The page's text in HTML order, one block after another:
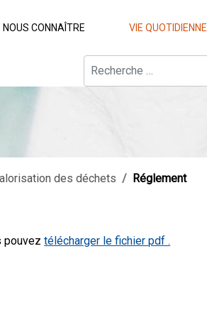
NOUS CONNAÎTRE VIE QUOTIDIENNE
des déchets Réglement
pouveztélécharger le fichier pdf .